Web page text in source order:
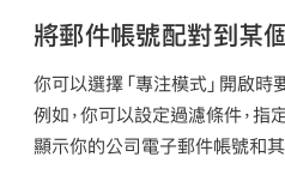
將郵件帳號配對到某個
你可以選擇「專注模式」開啟時
例如，你可以設定過濾條件，指
顯示你的公司電子郵件帳號和其